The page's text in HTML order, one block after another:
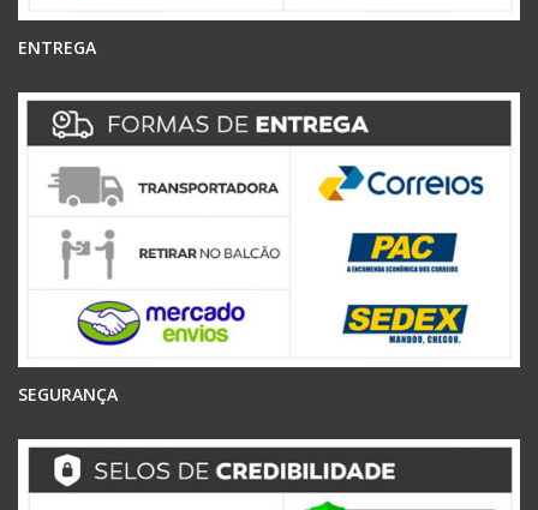
ENTREGA
SEGURANÇA